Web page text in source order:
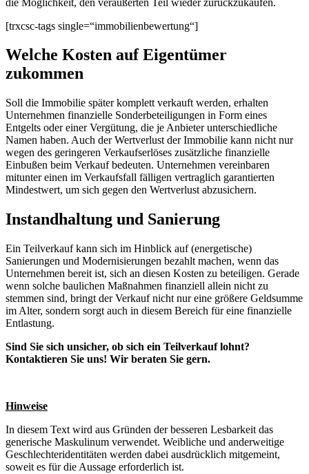
[trxcsc-tags single=“immobilienbewertung“]
Welche Kosten auf Eigentümer
zukommen
Soll die Immobilie später komplett verkauft werden, erhalten
Unternehmen finanzielle Sonderbeteiligungen in Form eines
Entgelts oder einer Vergütung, die je Anbieter unterschiedliche
Namen haben. Auch der Wertverlust der Immobilie kann nicht nur
wegen des geringeren Verkaufserlöses zusätzliche finanzielle
Einbußen beim Verkauf bedeuten. Unternehmen vereinbaren
mitunter einen im Verkaufsfall fälligen vertraglich garantierten
Mindestwert, um sich gegen den Wertverlust abzusichern.
Instandhaltung und Sanierung
Ein Teilverkauf kann sich im Hinblick auf (energetische)
Sanierungen und Modernisierungen bezahlt machen, wenn das
Unternehmen bereit ist, sich an diesen Kosten zu beteiligen. Gerade
wenn solche baulichen Maßnahmen finanziell allein nicht zu
stemmen sind, bringt der Verkauf nicht nur eine größere Geldsumme
im Alter, sondern sorgt auch in diesem Bereich für eine finanzielle
Entlastung.
Sind Sie sich unsicher, ob sich ein Teilverkauf lohnt?
Kontaktieren Sie uns! Wir beraten Sie gern.
Hinweise
In diesem Text wird aus Gründen der besseren Lesbarkeit das
generische Maskulinum verwendet. Weibliche und anderweitige
Geschlechteridentitäten werden dabei ausdrücklich mitgemeint,
soweit es für die Aussage erforderlich ist.